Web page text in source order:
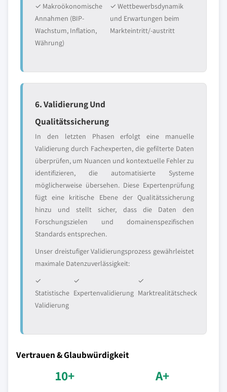
✓ Makroökonomische
Annahmen (BIP-
Wachstum, Inflation,
Währung)
✓ Wettbewerbsdynamik
und Erwartungen beim
Markteintritt/-austritt
6. Validierung Und
Qualitätssicherung
In den letzten Phasen erfolgt eine manuelle
Validierung durch Fachexperten, die gefilterte Daten
überprüfen, um Nuancen und kontextuelle Fehler zu
identifizieren, die automatisierte Systeme
möglicherweise übersehen. Diese Expertenprüfung
fügt eine kritische Ebene der Qualitätssicherung
hinzu und stellt sicher, dass die Daten den
Forschungszielen und domainenspezifischen
Standards entsprechen.
Unser dreistufiger Validierungsprozess gewährleistet
maximale Datenzuverlässigkeit:
✓
Statistische
Validierung
✓
Expertenvalidierung
✓
Marktrealitätscheck
Vertrauen & Glaubwürdigkeit
10+ A+